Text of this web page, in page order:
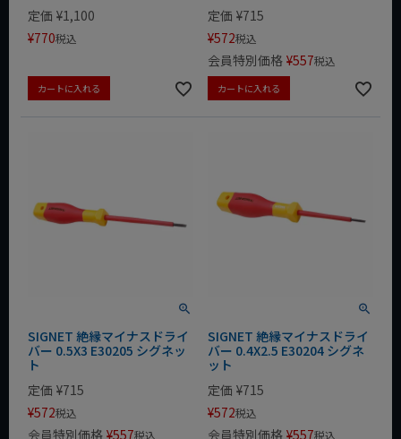
定価 ¥1,100
¥770税込
カートに入れる
定価 ¥715
¥572税込
会員特別価格 ¥557税込
カートに入れる
SIGNET 絶縁マイナスドライ
バー 0.5X3 E30205 シグネッ
ト
定価 ¥715
¥572税込
会員特別価格 ¥557税込
SIGNET 絶縁マイナスドライ
バー 0.4X2.5 E30204 シグネ
ット
定価 ¥715
¥572税込
会員特別価格 ¥557税込